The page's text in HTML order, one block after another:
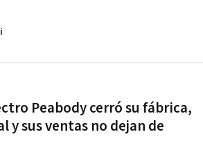
Peabody cerró su fábrica,
y sus ventas no dejan de